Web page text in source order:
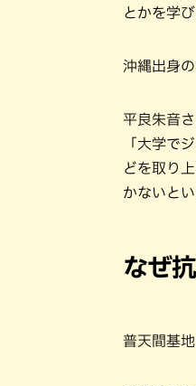
とかを学
沖縄出身
平良朱音
「大学で
どを取り
かないと
なぜ
普天間基